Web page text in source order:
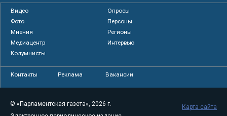
Видео
Опросы
Фото
Персоны
Мнения
Регионы
Медиацентр
Интервью
Колумнисты
Контакты Реклама Вакансии
© «Парламентская газета», 2026 г.
Карта сайта